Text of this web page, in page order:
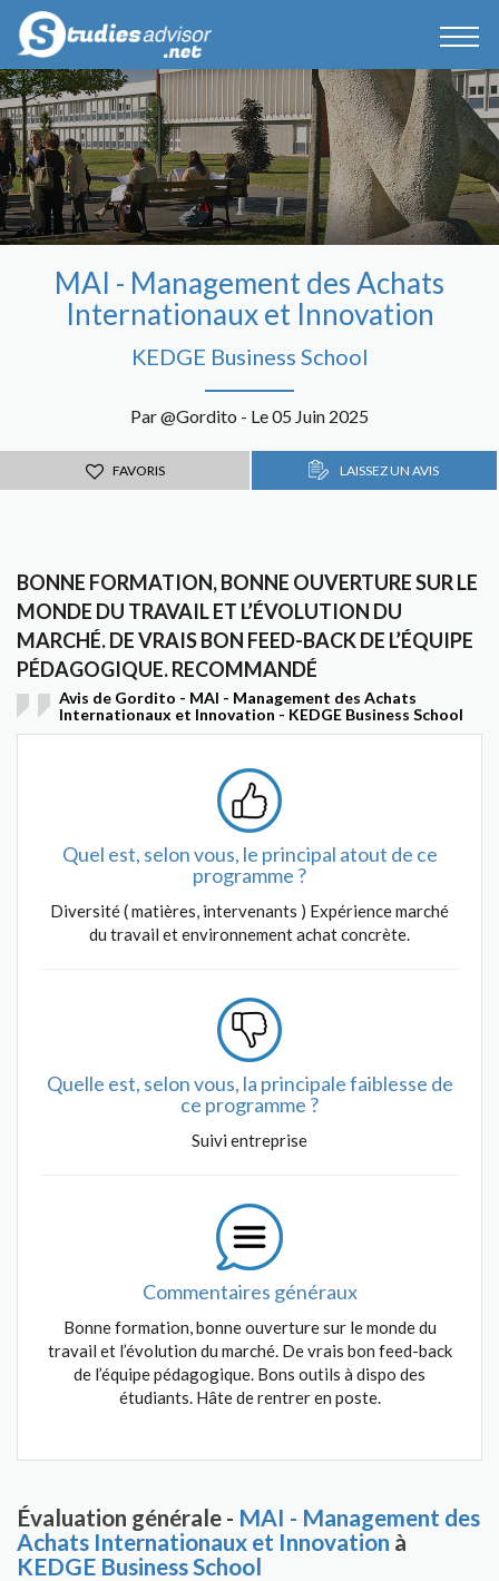
MAI - Management des Achats
Internationaux et Innovation
KEDGE Business School
Par @Gordito - Le 05 Juin 2025
FAVORIS LAISSEZ UN AVIS
BONNE FORMATION, BONNE OUVERTURE SUR LE
MONDE DU TRAVAIL ET L’ÉVOLUTION DU
MARCHÉ. DE VRAIS BON FEED-BACK DE L’ÉQUIPE
PÉDAGOGIQUE. RECOMMANDÉ
Avis de Gordito - MAI - Management des Achats
Internationaux et Innovation - KEDGE Business School
Quel est, selon vous, le principal atout de ce
programme ?
Diversité ( matières, intervenants ) Expérience marché
du travail et environnement achat concrète.
Quelle est, selon vous, la principale faiblesse de
ce programme ?
Suivi entreprise
Commentaires généraux
Bonne formation, bonne ouverture sur le monde du
travail et l’évolution du marché. De vrais bon feed-back
de l’équipe pédagogique. Bons outils à dispo des
étudiants. Hâte de rentrer en poste.
Évaluation générale - MAI - Management des
Achats Internationaux et Innovation à
KEDGE Business School